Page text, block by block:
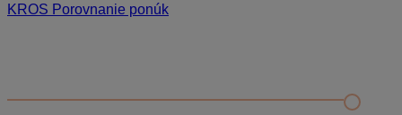
KROS Porovnanie ponúk
Neplatiteľ DPH registrovaný podľa § 7, 7A